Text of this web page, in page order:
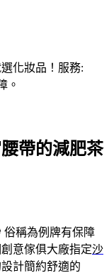
化妝品！服務:
。
帶的減肥茶
俗稱為例牌有保障
意傢俱大廠指定沙
計簡約舒適的